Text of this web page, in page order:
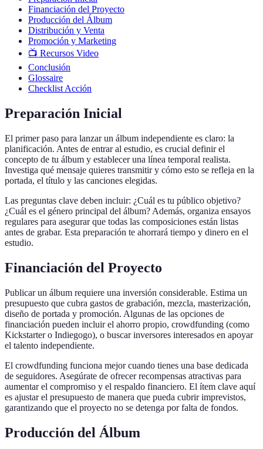
Financiación del Proyecto
Producción del Álbum
Distribución y Venta
Promoción y Marketing
📺 Recursos Video
Conclusión
Glossaire
Checklist Acción
Preparación Inicial
El primer paso para lanzar un álbum independiente es claro: la
planificación. Antes de entrar al estudio, es crucial definir el
concepto de tu álbum y establecer una línea temporal realista.
Investiga qué mensaje quieres transmitir y cómo esto se refleja en la
portada, el título y las canciones elegidas.
Las preguntas clave deben incluir: ¿Cuál es tu público objetivo?
¿Cuál es el género principal del álbum? Además, organiza ensayos
regulares para asegurar que todas las composiciones están listas
antes de grabar. Esta preparación te ahorrará tiempo y dinero en el
estudio.
Financiación del Proyecto
Publicar un álbum requiere una inversión considerable. Estima un
presupuesto que cubra gastos de grabación, mezcla, masterización,
diseño de portada y promoción. Algunas de las opciones de
financiación pueden incluir el ahorro propio, crowdfunding (como
Kickstarter o Indiegogo), o buscar inversores interesados en apoyar
el talento independiente.
El crowdfunding funciona mejor cuando tienes una base dedicada
de seguidores. Asegúrate de ofrecer recompensas atractivas para
aumentar el compromiso y el respaldo financiero. El ítem clave aquí
es ajustar el presupuesto de manera que pueda cubrir imprevistos,
garantizando que el proyecto no se detenga por falta de fondos.
Producción del Álbum